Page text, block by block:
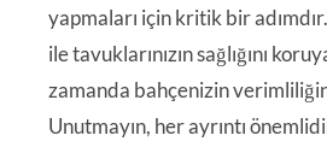
yapmaları için kritik bir
ile tavuklarınızın sağlığını
zamanda bahçenizin
Unutmayın, her ayrıntı